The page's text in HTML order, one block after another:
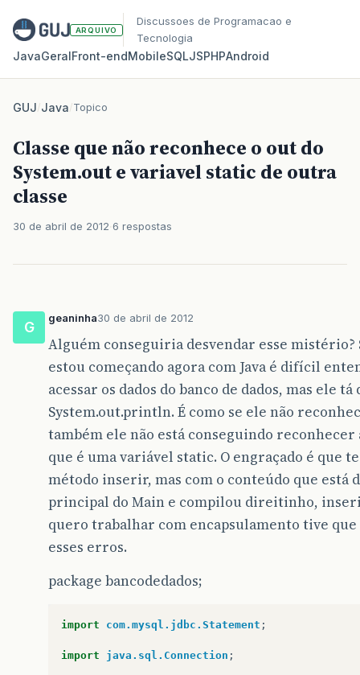
ARQUIVO
Discussoes de Programacao e
Tecnologia
JavaGeralFront‑endMobileSQLJSPHPAndroid
GUJ/Java/Topico
Classe que não reconhece o out do
System.out e variavel static de outra
classe
30 de abril de 2012 6 respostas
G
geaninha30 de abril de 2012
Alguém conseguiria desvendar esse
estou começando agora com Java é difícil
acessar os dados do banco de dados, mas ele
System.out.println. É como se ele não
também ele não está conseguindo reconhecer
que é uma variável static. O engraçado é que
método inserir, mas com o conteúdo que está
principal do Main e compilou direitinho,
quero trabalhar com encapsulamento tive que
esses erros.
package bancodedados;
import com.mysql.jdbc.Statement ;
import java.sql.Connection ;